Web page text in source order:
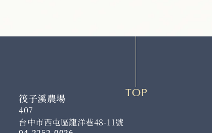
筏子溪農場
407
台中市西屯區龍洋巷48-11號
TOP